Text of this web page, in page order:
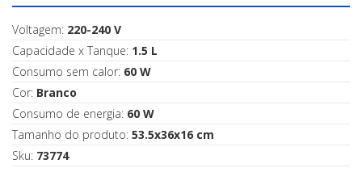
Voltagem: 220-240 V
Capacidade x Tanque: 1.5 L
Consumo sem calor: 60 W
Cor: Branco
Consumo de energia: 60 W
Tamanho do produto: 53.5x36x16 cm
Sku: 73774